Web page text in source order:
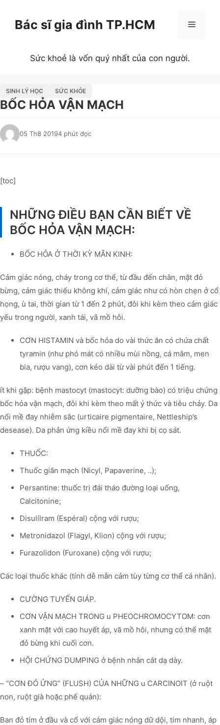
Bác sĩ gia đình TP.HCM Menu
Sức khoẻ là vốn quý nhất của con người.
SINH LÝ HỌC SỨC KHỎE
BỐC HỎA VẬN MẠCH
05 Th8 20194 phút đọc
[toc]
NHỮNG ĐIỀU BẠN CẦN BIẾT VỀ
BỐC HỎA VẬN MẠCH:
BỐC HỎA Ở THỜI KỲ MÃN KINH:
Cảm giác nóng, cháy trong cơ thể, từ đầu đến chân, mặt đỏ
bừng, cảm giác thiếu không khí, cảm giác như có hòn chẹn ở cổ
họng, ù tai, thời gian từ 1 đến 2 phút, đôi khi kèm theo cảm giác
yếu trong người, xanh tái, vã mồ hôi.
CƠN HISTAMIN và bốc hỏa do vài thức ăn có chứa chất
tyramin (như phó mát có nhiều mùi nồng, cá mắm, men
bia, rượu vang), cơn kéo dài từ vài phút đến 1 tiếng.
ít khi gặp: bệnh mastocyt (mastocyt: dưỡng bào) có triệu chứng
bốc hỏa vận mạch, đôi khi kèm theo mất ý thức và tiêu chảy. Da
nổi mề đay nhiễm sắc (urticaire pigmentaire, Nettleship’s
desease). Da phản ứng kiều nổi mề đay khi bị cọ sát.
THUỐC:
Thuốc giãn mạch (Nicyl, Papaverine, ..);
Persantine: thuốc trị đái tháo đường loại uống,
Calcitonine;
Disulílram (Espéral) cộng với rượu;
Metronidazol (Flagyl, Klion) cộng với rượu;
Furazolidon (Furoxane) cộng với rượu;
Các loại thuốc khác (tính dễ mẫn cảm tùy từng cơ thể cá nhân).
CƯỜNG TUYẾN GIÁP.
CƠN VẬN MẠCH TRONG u PHEOCHROMOCYTOM: cơn
xanh mặt với cao huyết áp, vã mồ hôi, nhưng có thể mặt
đỏ bừng khi cuối cơn.
HỘI CHỨNG DUMPING ở bệnh nhân cắt dạ dày.
– “CƠN ĐỎ ỬNG” (FLUSH) CỦA NHỮNG u CARCINOIT (ở ruột
non, ruột già hoặc phế quản):
Ban đỏ tím ở đầu và cổ với cảm giác nóng dữ dội, tim nhanh, áp